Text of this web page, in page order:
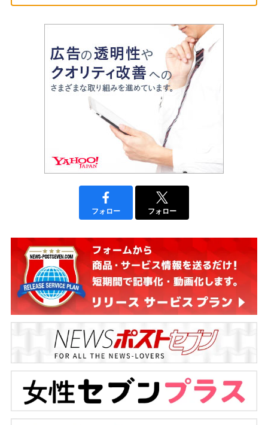
フォロー フォロー